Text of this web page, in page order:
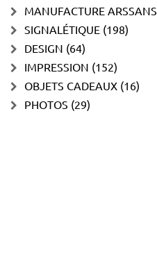
MANUFACTURE ARSSANS
SIGNALÉTIQUE (198)
DESIGN (64)
IMPRESSION (152)
OBJETS CADEAUX (16)
PHOTOS (29)